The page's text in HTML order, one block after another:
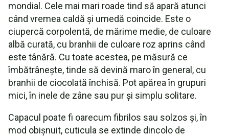
mondial. Cele mai mari roade tind să apară atunci
când vremea caldă și umedă coincide. Este o
ciupercă corpolentă, de mărime medie, de culoare
albă curată, cu branhii de culoare roz aprins când
este tânără. Cu toate acestea, pe măsură ce
îmbătrânește, tinde să devină maro în general, cu
branhii de ciocolată închisă. Pot apărea în grupuri
mici, în inele de zâne sau pur și simplu solitare.
Capacul poate fi oarecum fibrilos sau solzos și, în
mod obișnuit, cuticula se extinde dincolo de